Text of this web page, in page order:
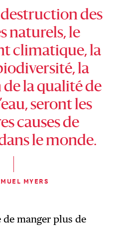
destruction des
naturels, le
climatique, la
la
la qualité de
seront les
causes de
le monde.
MYERS
de manger plus de